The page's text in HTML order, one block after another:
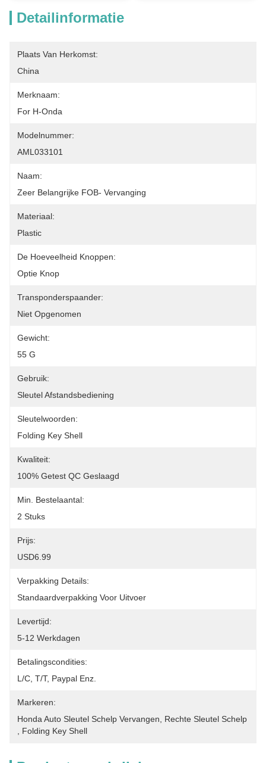
Detailinformatie
Plaats Van Herkomst:
China
Merknaam:
For H-Onda
Modelnummer:
AML033101
Naam:
Zeer Belangrijke FOB- Vervanging
Materiaal:
Plastic
De Hoeveelheid Knoppen:
Optie Knop
Transponderspaander:
Niet Opgenomen
Gewicht:
55 G
Gebruik:
Sleutel Afstandsbediening
Sleutelwoorden:
Folding Key Shell
Kwaliteit:
100% Getest QC Geslaagd
Min. Bestelaantal:
2 Stuks
Prijs:
USD6.99
Verpakking Details:
Standaardverpakking Voor Uitvoer
Levertijd:
5-12 Werkdagen
Betalingscondities:
L/C, T/T, Paypal Enz.
Markeren:
Honda Auto Sleutel Schelp Vervangen
Rechte Sleutel Schelp
Folding Key Shell